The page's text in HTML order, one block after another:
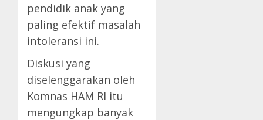
pendidik anak yang
paling efektif masalah
intoleransi ini.
Diskusi yang
diselenggarakan oleh
Komnas HAM RI itu
mengungkap banyak